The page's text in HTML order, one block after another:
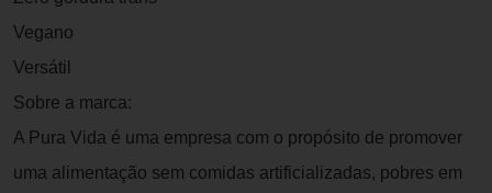
Vegano
Versátil
Sobre a marca:
A Pura Vida é uma empresa com o propósito de promover
uma alimentação sem comidas artificializadas, pobres em